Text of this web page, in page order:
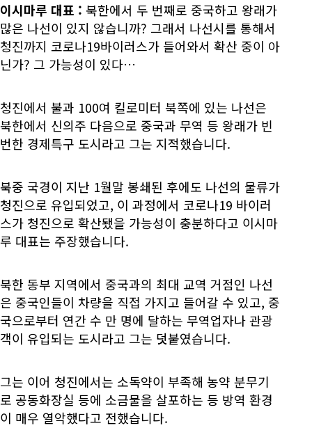
이시마루 대표 : 북한에서 두 번째로 중국하고 왕래가
많은 나선이 있지 않습니까? 그래서 나선시를 통해서
청진까지 코로나19바이러스가 들어와서 확산 중이 아
닌가? 그 가능성이 있다…
청진에서 불과 100여 킬로미터 북쪽에 있는 나선은
북한에서 신의주 다음으로 중국과 무역 등 왕래가 빈
번한 경제특구 도시라고 그는 지적했습니다.
북중 국경이 지난 1월말 봉쇄된 후에도 나선의 물류가
청진으로 유입되었고, 이 과정에서 코로나19 바이러
스가 청진으로 확산됐을 가능성이 충분하다고 이시마
루 대표는 주장했습니다.
북한 동부 지역에서 중국과의 최대 교역 거점인 나선
은 중국인들이 차량을 직접 가지고 들어갈 수 있고, 중
국으로부터 연간 수 만 명에 달하는 무역업자나 관광
객이 유입되는 도시라고 그는 덧붙였습니다.
그는 이어 청진에서는 소독약이 부족해 농약 분무기
로 공동화장실 등에 소금물을 살포하는 등 방역 환경
이 매우 열악했다고 전했습니다.